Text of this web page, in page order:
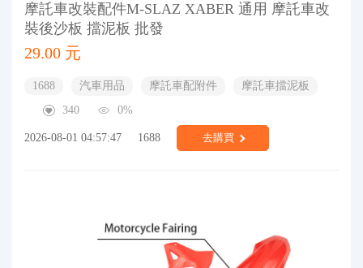
摩託車改裝配件M-SLAZ XABER 通用 摩託車改
裝後沙板 擋泥板 批發
29.00 元
1688 汽車用品 摩託車配附件
摩託車擋泥板
340
0%
2026-08-01 04:57:47 1688 去購買